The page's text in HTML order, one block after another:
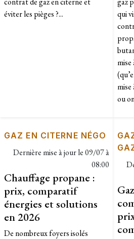
éviter les pièges ?...
qui
ou
GAZ EN CITERNE NÉGO
Dernière mise à jour le09/07 à
08:00
Chauffage propane :
prix, comparatif
énergies et solutions
en 2026
De nombreux foyers isolés